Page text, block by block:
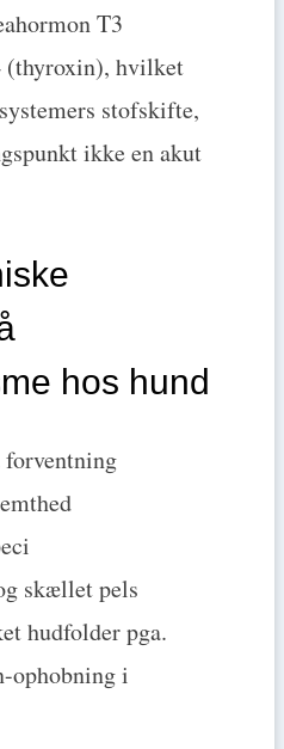
T3
hvilket
stofskifte,
ikke en akut
hos hund
skællet pels
hudfolder pga.
ophobning i